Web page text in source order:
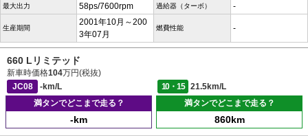
最大出力 58ps/7600rpm 過給器（ターボ） -
生産期間
2001年10月～200
3年07月
燃費性能 -
660 Lリミテッド
新車時価格104万円(税抜)
JC08
-km/L 10・15
21.5km/L
満タンでどこまで走る？
-km
満タンでどこまで走る？
860km